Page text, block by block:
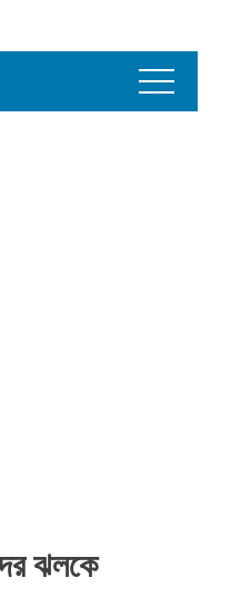
ঝলকে